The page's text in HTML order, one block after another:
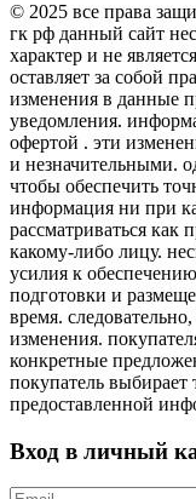
© 2025 все права
гк рф данный сайт
характер и не
оставляет за собой
изменения в данные
уведомления.
офертой . эти
и незначительными.
чтобы обеспечить
информация ни при
рассматриваться как
какому-либо лицу.
усилия к
подготовки и
время.
изменения.
конкретные
покупатель выбирает
предоставленной
Вход в личный